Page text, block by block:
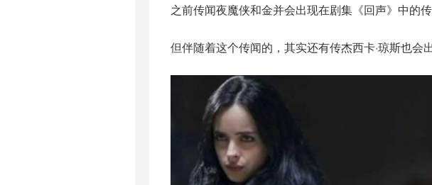
之前传闻夜魔侠和金并会出现在剧集《回声》中的传
但伴随着这个传闻的，其实还有传杰西卡·琼斯也会